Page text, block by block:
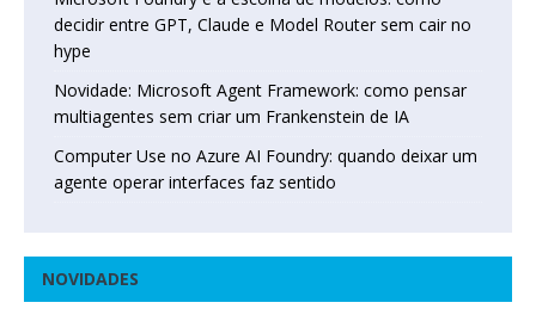
decidir entre GPT, Claude e Model Router sem cair no
hype
Novidade: Microsoft Agent Framework: como pensar
multiagentes sem criar um Frankenstein de IA
Computer Use no Azure AI Foundry: quando deixar um
agente operar interfaces faz sentido
NOVIDADES